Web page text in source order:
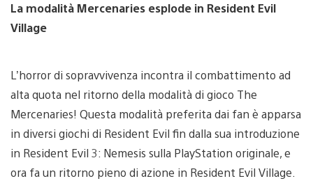
La modalità Mercenaries esplode in Resident Evil
Village
L’horror di sopravvivenza incontra il combattimento ad
alta quota nel ritorno della modalità di gioco The
Mercenaries! Questa modalità preferita dai fan è apparsa
in diversi giochi di Resident Evil fin dalla sua introduzione
in Resident Evil 3: Nemesis sulla PlayStation originale, e
ora fa un ritorno pieno di azione in Resident Evil Village.